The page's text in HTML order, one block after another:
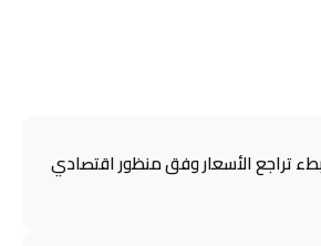
تراجع الأسعار وفق منظور اقتصادي